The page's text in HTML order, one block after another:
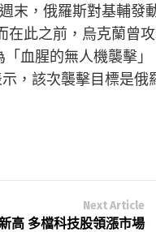
末，俄羅斯對基輔發
在此之前，烏克蘭曾
血腥的無人機襲擊」
，該次襲擊目標是俄
Next Article
高 多檔科技股領漲市場